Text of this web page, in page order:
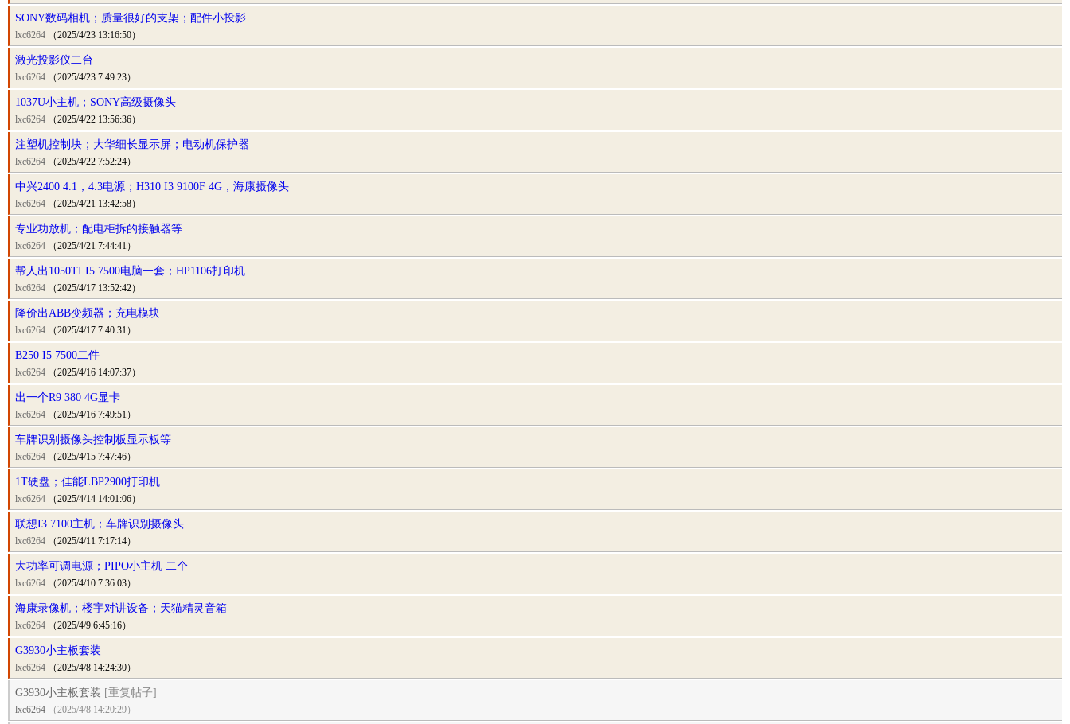
SONY数码相机；质量很好的支架；配件小投影
lxc6264 （2025/4/23 13:16:50）
激光投影仪二台
lxc6264 （2025/4/23 7:49:23）
1037U小主机；SONY高级摄像头
lxc6264 （2025/4/22 13:56:36）
注塑机控制块；大华细长显示屏；电动机保护器
lxc6264 （2025/4/22 7:52:24）
中兴2400 4.1，4.3电源；H310 I3 9100F 4G，海康摄像头
lxc6264 （2025/4/21 13:42:58）
专业功放机；配电柜拆的接触器等
lxc6264 （2025/4/21 7:44:41）
帮人出1050TI I5 7500电脑一套；HP1106打印机
lxc6264 （2025/4/17 13:52:42）
降价出ABB变频器；充电模块
lxc6264 （2025/4/17 7:40:31）
B250 I5 7500二件
lxc6264 （2025/4/16 14:07:37）
出一个R9 380 4G显卡
lxc6264 （2025/4/16 7:49:51）
车牌识别摄像头控制板显示板等
lxc6264 （2025/4/15 7:47:46）
1T硬盘；佳能LBP2900打印机
lxc6264 （2025/4/14 14:01:06）
联想I3 7100主机；车牌识别摄像头
lxc6264 （2025/4/11 7:17:14）
大功率可调电源；PIPO小主机 二个
lxc6264 （2025/4/10 7:36:03）
海康录像机；楼宇对讲设备；天猫精灵音箱
lxc6264 （2025/4/9 6:45:16）
G3930小主板套装
lxc6264 （2025/4/8 14:24:30）
G3930小主板套装 [重复帖子]
lxc6264 （2025/4/8 14:20:29）